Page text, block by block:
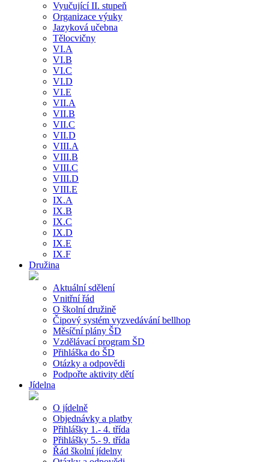
Vyučující II. stupeň
Organizace výuky
Jazyková učebna
Tělocvičny
VI.A
VI.B
VI.C
VI.D
VI.E
VII.A
VII.B
VII.C
VII.D
VIII.A
VIII.B
VIII.C
VIII.D
VIII.E
IX.A
IX.B
IX.C
IX.D
IX.E
IX.F
Družina
Aktuální sdělení
Vnitřní řád
O školní družině
Čipový systém vyzvedávání bellhop
Měsíční plány ŠD
Vzdělávací program ŠD
Přihláška do ŠD
Otázky a odpovědi
Podpořte aktivity dětí
Jídelna
O jídelně
Objednávky a platby
Přihlášky 1.- 4. třída
Přihlášky 5.- 9. třída
Řád školní jídelny